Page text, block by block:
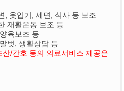
, 옷입기, 세면, 식사 등 보조
재활운동 보조 등
육보조 등
벗, 생활상담 등
/간호 등의 의료서비스 제공은